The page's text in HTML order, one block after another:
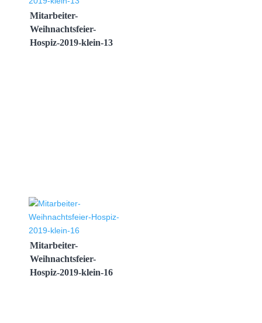
Mitarbeiter-
Weihnachtsfeier-
Hospiz-2019-klein-13
Mitarbeiter-
Weihnachtsfeier-
Hospiz-2019-klein-16